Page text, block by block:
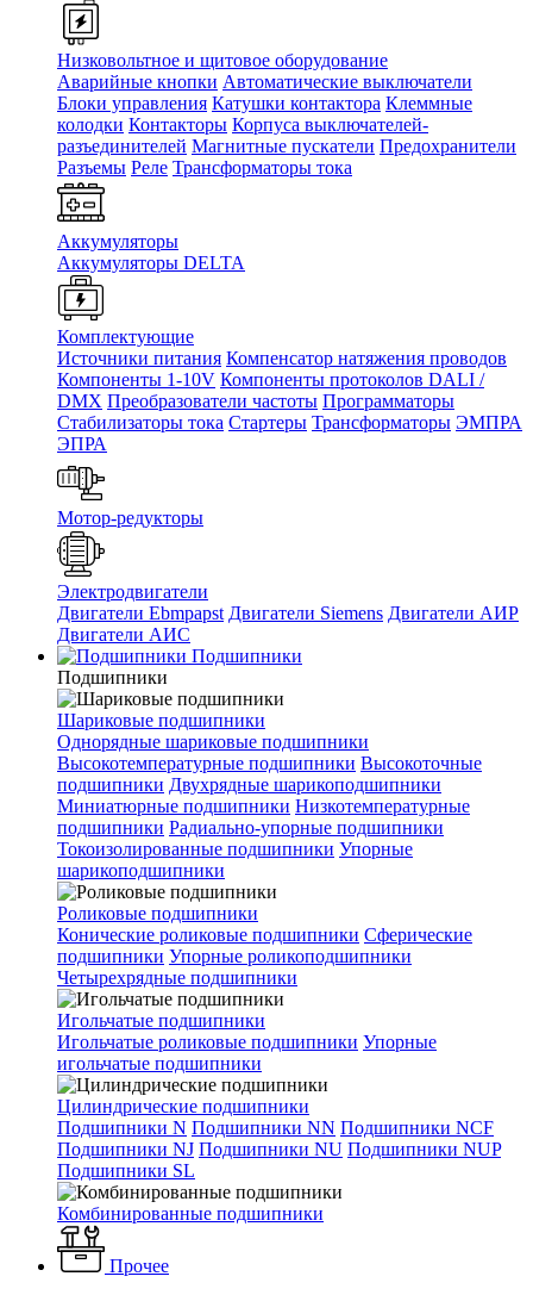
Низковольтное и щитовое оборудование
Аварийные кнопки Автоматические выключатели
Блоки управления Катушки контактора Клеммные
колодки Контакторы Корпуса выключателей-
разъединителей Магнитные пускатели Предохранители
Разъемы Реле Трансформаторы тока
Аккумуляторы
Аккумуляторы DELTA
Комплектующие
Источники питания Компенсатор натяжения проводов
Компоненты 1-10V Компоненты протоколов DALI /
DMX Преобразователи частоты Программаторы
Стабилизаторы тока Стартеры Трансформаторы ЭМПРА
ЭПРА
Мотор-редукторы
Электродвигатели
Двигатели Ebmpapst Двигатели Siemens Двигатели АИР
Двигатели АИС
Подшипники
Подшипники
Шариковые подшипники
Однорядные шариковые подшипники
Высокотемпературные подшипники Высокоточные
подшипники Двухрядные шарикоподшипники
Миниатюрные подшипники Низкотемпературные
подшипники Радиально-упорные подшипники
Токоизолированные подшипники Упорные
шарикоподшипники
Роликовые подшипники
Конические роликовые подшипники Сферические
подшипники Упорные роликоподшипники
Четырехрядные подшипники
Игольчатые подшипники
Игольчатые роликовые подшипники Упорные
игольчатые подшипники
Цилиндрические подшипники
Подшипники N Подшипники NN Подшипники NCF
Подшипники NJ Подшипники NU Подшипники NUP
Подшипники SL
Комбинированные подшипники
Прочее